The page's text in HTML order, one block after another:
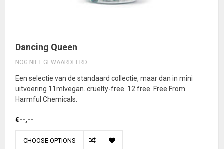
Dancing Queen
NOG NIET GEWAARDEERD
Een selectie van de standaard collectie, maar dan in mini
uitvoering 11mlvegan. cruelty-free. 12 free. Free From
Harmful Chemicals.
€--,--
CHOOSE OPTIONS